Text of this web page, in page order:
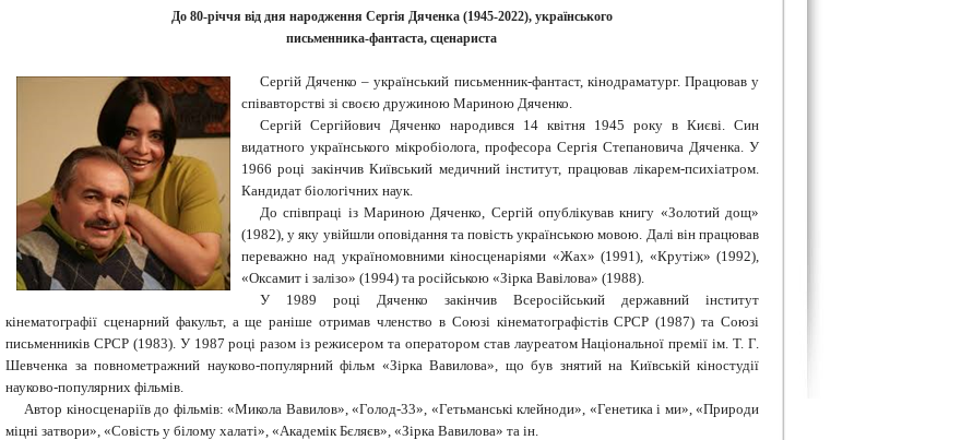
До 80-річчя від дня народження Сергія Дяченка (1945-2022), українського
письменника-фантаста, сценариста
Сергій Дяченко – український письменник-фантаст, кінодраматург. Працював у
співавторстві зі своєю дружиною Мариною Дяченко.
Сергій Сергійович Дяченко народився 14 квітня 1945 року в Києві. Син
видатного українського мікробіолога, професора Сергія Степановича Дяченка. У
1966 році закінчив Київський медичний інститут, працював лікарем-психіатром.
Кандидат біологічних наук.
До співпраці із Мариною Дяченко, Сергій опублікував книгу «Золотий дощ»
(1982), у яку увійшли оповідання та повість українською мовою. Далі він працював
переважно над україномовними кіносценаріями «Жах» (1991), «Крутіж» (1992),
«Оксамит і залізо» (1994) та російською «Зірка Вавілова» (1988).
У 1989 році Дяченко закінчив Всеросійський державний інститут
кінематографії сценарний факульт, а ще раніше отримав членство в Союзі кінематографістів СРСР (1987) та Союзі
письменників СРСР (1983). У 1987 році разом із режисером та оператором став лауреатом Національної премії ім. Т. Г.
Шевченка за повнометражний науково-популярний фільм «Зірка Вавилова», що був знятий на Київській кіностудії
науково-популярних фільмів.
Автор кіносценаріїв до фільмів: «Микола Вавилов», «Голод-33», «Гетьманські клейноди», «Генетика і ми», «Природи
міцні затвори», «Совість у білому халаті», «Академік Бєляєв», «Зірка Вавилова» та ін.